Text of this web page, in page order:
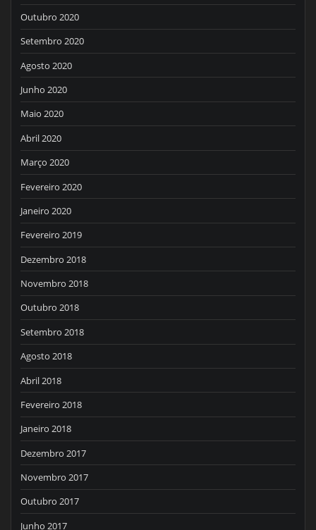
Outubro 2020
Setembro 2020
Agosto 2020
Junho 2020
Maio 2020
Abril 2020
Março 2020
Fevereiro 2020
Janeiro 2020
Fevereiro 2019
Dezembro 2018
Novembro 2018
Outubro 2018
Setembro 2018
Agosto 2018
Abril 2018
Fevereiro 2018
Janeiro 2018
Dezembro 2017
Novembro 2017
Outubro 2017
Junho 2017